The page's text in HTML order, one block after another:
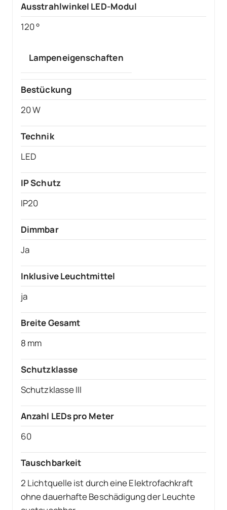
Ausstrahlwinkel LED-Modul
120 °
Lampeneigenschaften
Bestückung
20 W
Technik
LED
IP Schutz
IP20
Dimmbar
Ja
Inklusive Leuchtmittel
ja
Breite Gesamt
8 mm
Schutzklasse
Schutzklasse III
Anzahl LEDs pro Meter
60
Tauschbarkeit
2 Lichtquelle ist durch eine Elektrofachkraft
ohne dauerhafte Beschädigung der Leuchte